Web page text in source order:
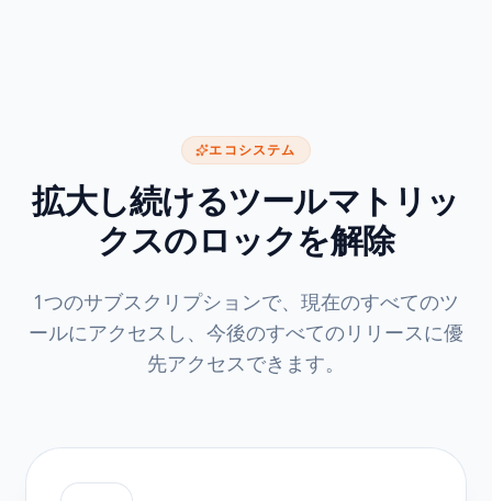
エコシステム
拡大し続けるツールマトリッ
クスのロックを解除
1つのサブスクリプションで、現在のすべてのツ
ールにアクセスし、今後のすべてのリリースに優
先アクセスできます。